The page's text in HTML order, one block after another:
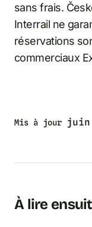
sans frais.
Interrail ne
réservations
commerciaux
Mis à jour juin
À lire